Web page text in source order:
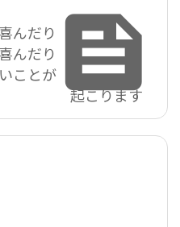

んだり
んだり
ことが
起こります